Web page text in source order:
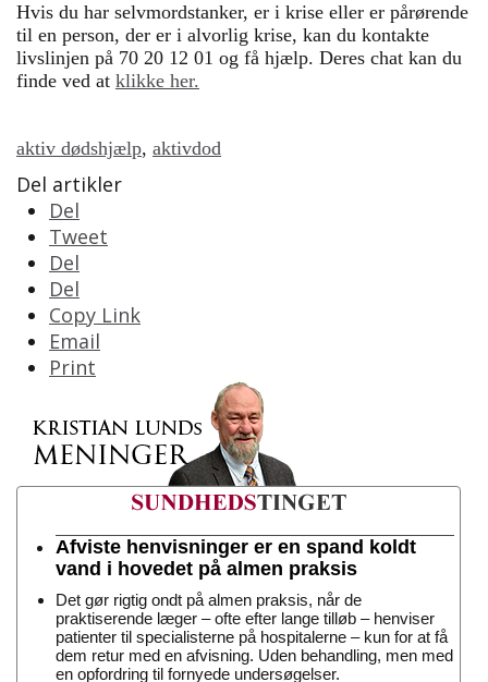
Hvis du har selvmordstanker, er i krise eller er pårørende
til en person, der er i alvorlig krise, kan du kontakte
livslinjen på 70 20 12 01 og få hjælp. Deres chat kan du
finde ved at klikke her.
aktiv dødshjælp, aktivdod
Del artikler
Del
Tweet
Del
Del
Copy Link
Email
Print
Afviste henvisninger er en spand koldt
vand i hovedet på almen praksis
Det gør rigtig ondt på almen praksis, når de
praktiserende læger – ofte efter lange tilløb – henviser
patienter til specialisterne på hospitalerne – kun for at få
dem retur med en afvisning. Uden behandling, men med
en opfordring til fornyede undersøgelser.